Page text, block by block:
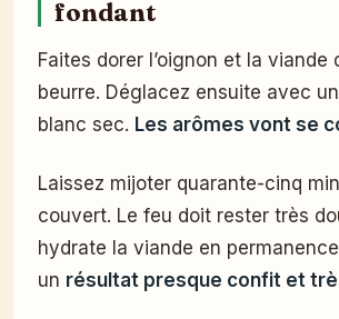
fondant
Faites dorer l’oignon et la viande
beurre. Déglacez ensuite avec
blanc sec. Les arômes vont se
Laissez mijoter quarante-cinq
couvert. Le feu doit rester très
hydrate la viande en
un résultat presque confit et